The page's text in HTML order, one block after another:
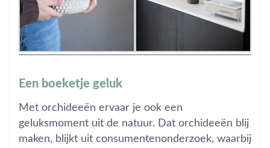
Een boeketje geluk
Met orchideeën ervaar je ook een
geluksmoment uit de natuur. Dat orchideeën blij
maken, blijkt uit consumentenonderzoek, waarbij